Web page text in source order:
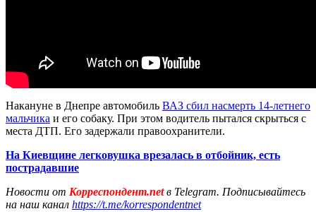
Накануне в Днепре автомобиль ВАЗ сбил насмерть 14-летнего
мальчика и его собаку. При этом водитель пытался скрыться с
места ДТП. Его задержали правоохранители.
На Киевщине легковушка врезалась в отбойник, есть
пострадавшие
Новости от Корреспондент.netв Telegram. Подписывайтесь
на наш канал https://t.me/korrespondentnet